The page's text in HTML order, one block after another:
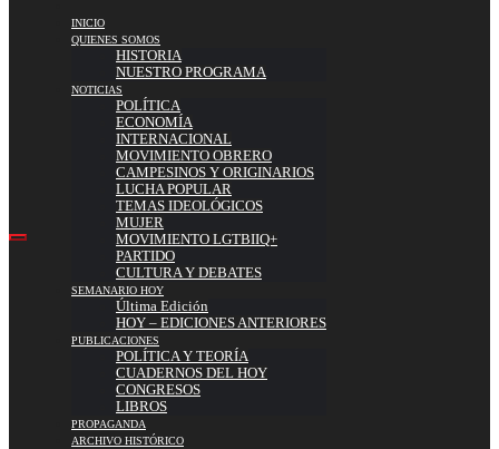
INICIO
QUIENES SOMOS
HISTORIA
NUESTRO PROGRAMA
NOTICIAS
POLÍTICA
ECONOMÍA
INTERNACIONAL
MOVIMIENTO OBRERO
CAMPESINOS Y ORIGINARIOS
LUCHA POPULAR
TEMAS IDEOLÓGICOS
MUJER
MOVIMIENTO LGTBIIQ+
PARTIDO
CULTURA Y DEBATES
SEMANARIO HOY
Última Edición
HOY – EDICIONES ANTERIORES
PUBLICACIONES
POLÍTICA Y TEORÍA
CUADERNOS DEL HOY
CONGRESOS
LIBROS
PROPAGANDA
ARCHIVO HISTÓRICO